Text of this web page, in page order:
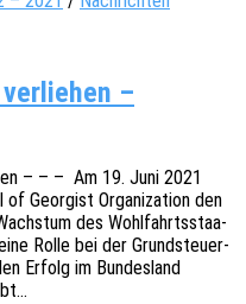
–
– – – Am 19. Juni 2021
of Geor­gist Orga­niza­ti­on den
des Wohl­fahrts­staa­
Rolle bei der Grund­steu­er­
Erfolg im Bundes­land